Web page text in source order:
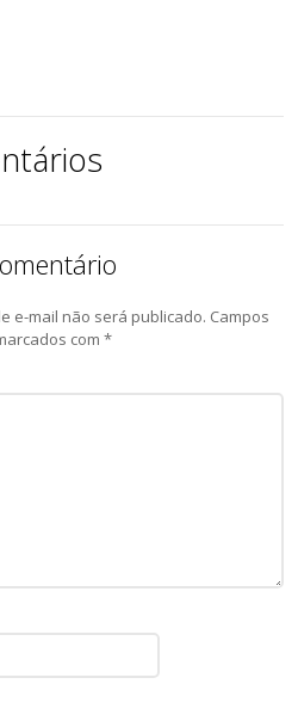
e-mail não será publicado. Campos
com*